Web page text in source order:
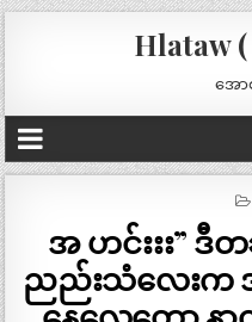
Hlataw
အော
အ ဟင်းးး”
ညည်းသံလေးက အ